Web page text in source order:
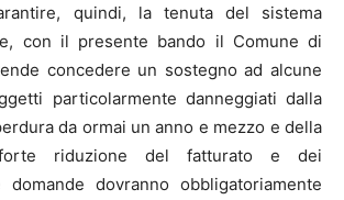
quindi, la tenuta del sistema
con il presente bando il Comune di
concedere un sostegno ad alcune
particolarmente danneggiati dalla
da ormai un anno e mezzo e della
forte riduzione del fatturato e dei
dovranno obbligatoriamente